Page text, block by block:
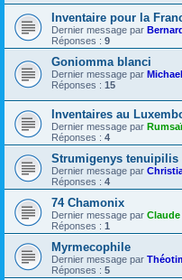
Inventaire pour la
Dernier message par
Réponses : 9
Goniomma blanci
Dernier message par
Réponses : 15
Inventaires au
Dernier message par
Réponses : 4
Strumigenys tenuipilis
Dernier message par
Réponses : 4
74 Chamonix
Dernier message par
Réponses : 1
Myrmecophile
Dernier message par
Réponses : 5